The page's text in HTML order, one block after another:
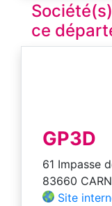
ce
GP3D
61 Impasse
83660
Site